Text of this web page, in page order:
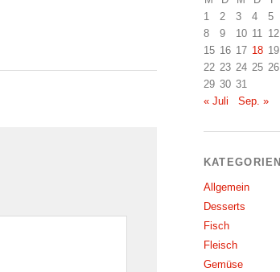
1
2 3 4 5
8
9 10 11 12
15 16 17 18 19
22 23 24 25 26
29 30 31
« Juli
Sep. »
KATEGORIEN
Allgemein
Desserts
Fisch
Fleisch
Gemüse